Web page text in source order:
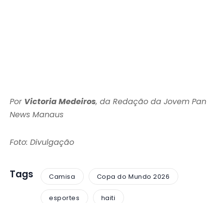
Por Victoria Medeiros, da Redação da Jovem Pan
News Manaus
Foto: Divulgação
Tags Camisa Copa do Mundo 2026
esportes haiti